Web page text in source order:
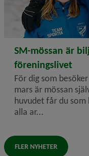
2025-12-11
SM-mössan är
föreningslivet
För dig som
mars är mössan
huvudet får du
alla ar...
FLER NYHETER